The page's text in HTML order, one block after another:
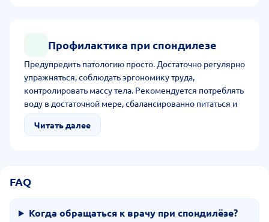
Профилактика при спондилезе
Предупредить патологию просто. Достаточно регулярно
упражняться, соблюдать эргономику труда,
контролировать массу тела. Рекомендуется потреблять
воду в достаточной мере, сбалансированно питаться и
наблюдаться у специалистов.
Читать далее
FAQ
Когда обращаться к врачу при спондилёзе?